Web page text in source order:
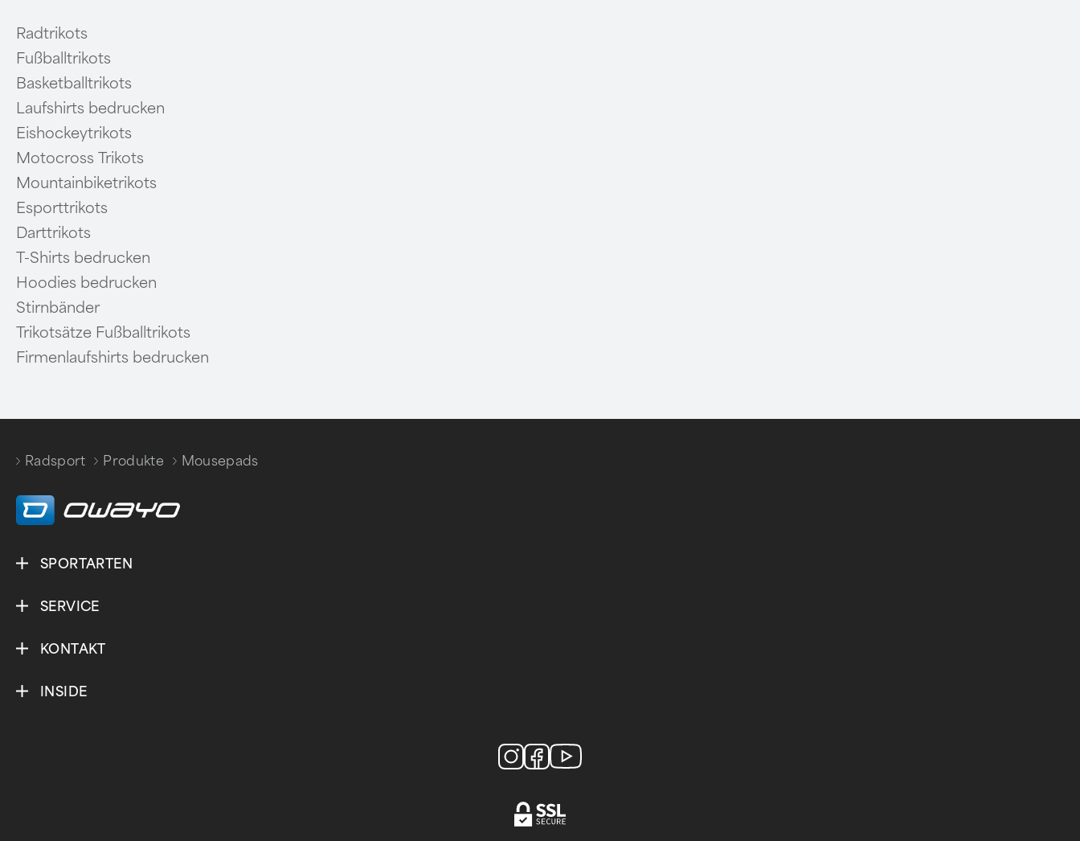
Radtrikots
Fußballtrikots
Basketballtrikots
Laufshirts bedrucken
Eishockeytrikots
Motocross Trikots
Mountainbiketrikots
Esporttrikots
Darttrikots
T-Shirts bedrucken
Hoodies bedrucken
Stirnbänder
Trikotsätze Fußballtrikots
Firmenlaufshirts bedrucken
Radsport
Produkte
Mousepads
SPORTARTEN
SERVICE
KONTAKT
INSIDE